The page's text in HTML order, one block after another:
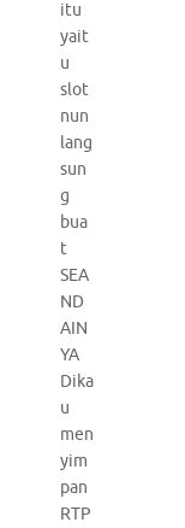
itu
yait
u
slot
nun
lang
sun
g
bua
t
SEA
ND
AIN
YA
Dika
u
men
yim
pan
RTP